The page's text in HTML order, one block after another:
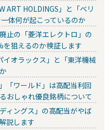
ART HOLDINGS」と「ベリ
体何が起こっているのか
止の「菱洋エレクトロ」の
狙えるのか検証します
イオラックス」と「東洋機械
「ワールド」は高配当利回
おしゃれ優良銘柄について
ィングス」の高配当がやば
説します